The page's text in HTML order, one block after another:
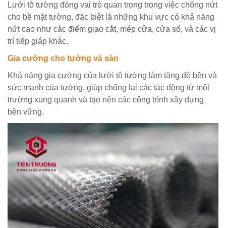
Lưới tô tường đóng vai trò quan trọng trong việc chống nứt
cho bề mặt tường, đặc biệt là những khu vực có khả năng
nứt cao như các điểm giao cắt, mép cửa, cửa sổ, và các vị
trí tiếp giáp khác.
Gia cường cho tường và sàn
Khả năng gia cường của lưới tô tường làm tăng độ bền và
sức mạnh của tường, giúp chống lại các tác động từ môi
trường xung quanh và tạo nên các công trình xây dựng
bền vững.